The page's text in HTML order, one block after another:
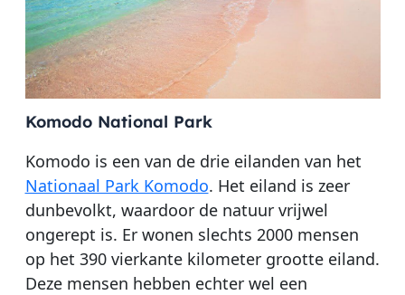
Komodo National Park
Komodo is een van de drie eilanden van het
Nationaal Park Komodo. Het eiland is zeer
dunbevolkt, waardoor de natuur vrijwel
ongerept is. Er wonen slechts 2000 mensen
op het 390 vierkante kilometer grootte eiland.
Deze mensen hebben echter wel een